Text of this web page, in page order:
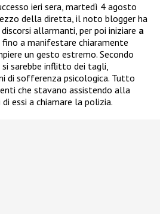
ieri sera, martedì 4 agosto
della diretta, il noto blogger ha
allarmanti, per poi iniziare a
fino a manifestare chiaramente
un gesto estremo. Secondo
sarebbe inflitto dei tagli,
di sofferenza psicologica. Tutto
che stavano assistendo alla
essi a chiamare la polizia.